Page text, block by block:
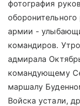
фотография
армии -
командиров.
адмирала
командующему
маршалу
Войска устали,